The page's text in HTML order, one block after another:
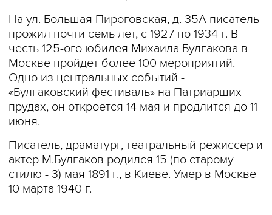
На ул. Большая Пироговская, д. 35А писатель
прожил почти семь лет, с 1927 по 1934 г. В
честь 125-ого юбилея Михаила Булгакова в
Москве пройдет более 100 мероприятий.
Одно из центральных событий -
«Булгаковский фестиваль» на Патриарших
прудах, он откроется 14 мая и продлится до 11
июня.
Писатель, драматург, театральный режиссер и
актер М.Булгаков родился 15 (по старому
стилю - 3) мая 1891 г., в Киеве. Умер в Москве
10 марта 1940 г.